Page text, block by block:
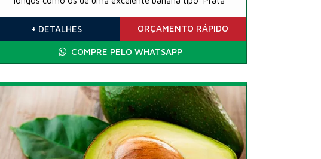
+ DETALHES ORÇAMENTO RÁPIDO
COMPRE PELO WHATSAPP